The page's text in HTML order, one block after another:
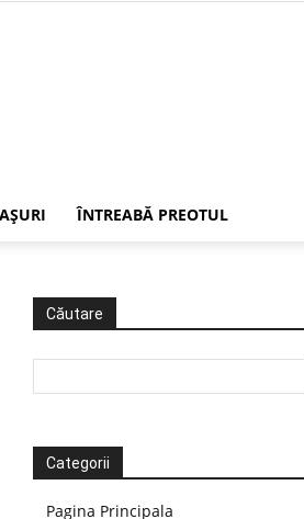
ÎNTREABĂ PREOTUL
Căutare
Categorii
Pagina Principala